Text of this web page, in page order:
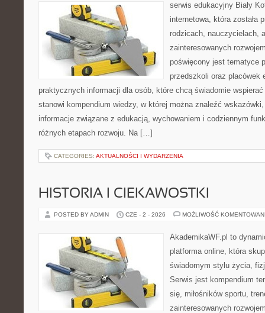
serwis edukacyjny Biały
internetowa, która została
rodzicach, nauczycielach,
zainteresowanych
poświęcony jest tematyce
przedszkoli oraz placówek
praktycznych informacji dla osób, które chcą świadomie
stanowi kompendium wiedzy, w której można znaleźć
informacje związane z edukacją, wychowaniem i codziennym
różnych etapach rozwoju. Na […]
CATEGORIES: AKTUALNOŚCI I WYDARZENIA
HISTORIA I CIEKAWOSTKI
POSTED BY ADMIN CZE - 2 - 2026 MOŻLIWOŚĆ
AkademikaWF.pl to
platforma online, która
świadomym stylu życia,
Serwis jest kompendium
się, miłośników sportu,
zainteresowanych